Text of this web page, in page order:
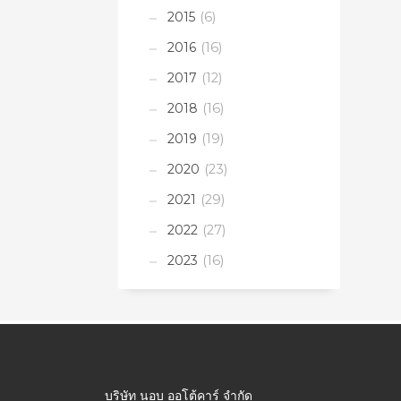
2015 (6)
2016 (16)
2017 (12)
2018 (16)
2019 (19)
2020 (23)
2021 (29)
2022 (27)
2023 (16)
บริษัท นอบ ออโต้คาร์ จำกัด